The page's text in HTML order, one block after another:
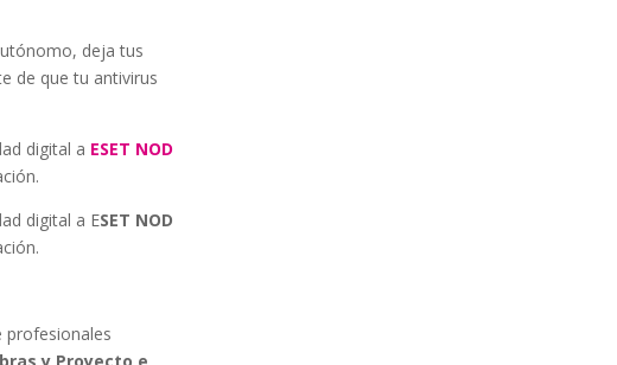
deja tus
de que tu antivirus
digital a ESET NOD
digital a ESET NOD
profesionales